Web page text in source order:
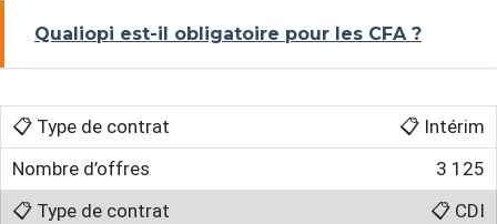
Qualiopi est-il obligatoire pour les CFA ?
📋 Intérim
3 125
📋 CDI